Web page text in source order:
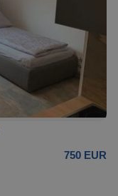
750 EUR